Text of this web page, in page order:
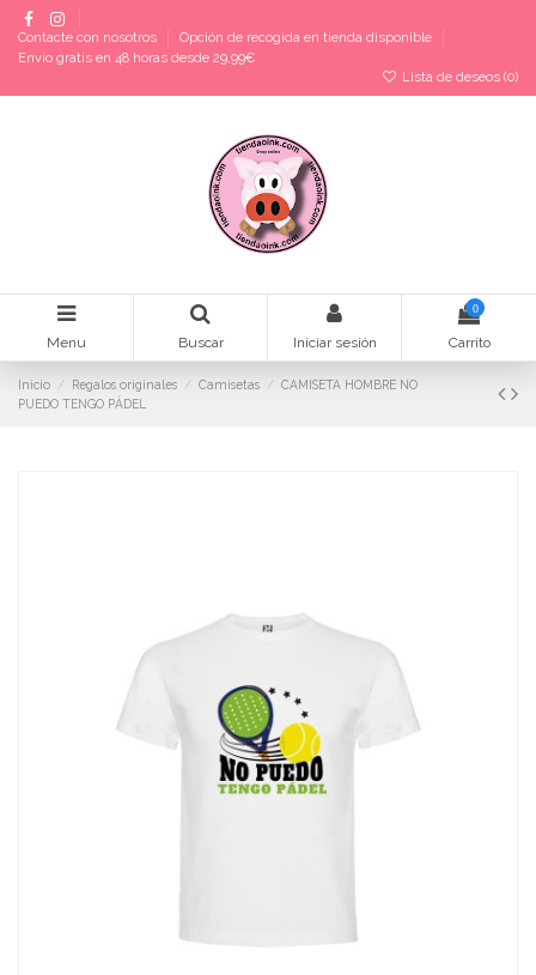
Contacte con nosotros
Opción de recogida en tienda disponible
Envío gratis en 48 horas desde 29,99€
Lista de deseos (0)
Menu Buscar Iniciar sesión
0
Carrito
Inicio Regalos originales Camisetas
CAMISETA HOMBRE NO
PUEDO TENGO PÁDEL